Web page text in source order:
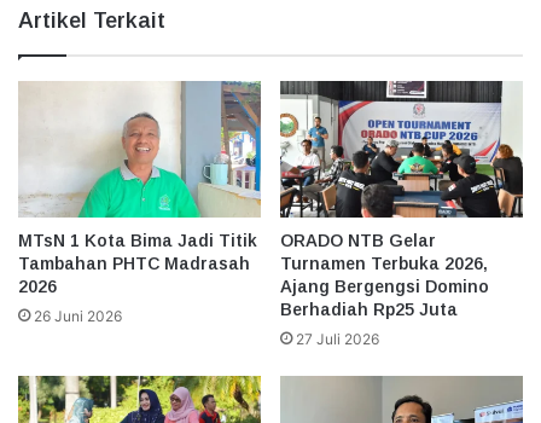
Artikel Terkait
MTsN 1 Kota Bima Jadi Titik
Tambahan PHTC Madrasah
2026
26 Juni 2026
ORADO NTB Gelar
Turnamen Terbuka 2026,
Ajang Bergengsi Domino
Berhadiah Rp25 Juta
27 Juli 2026